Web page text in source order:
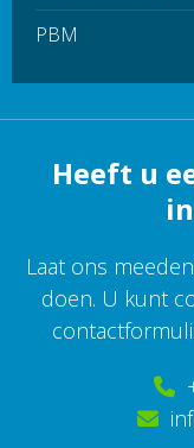
PBM
Heeft u
Laat ons
doen. U kunt